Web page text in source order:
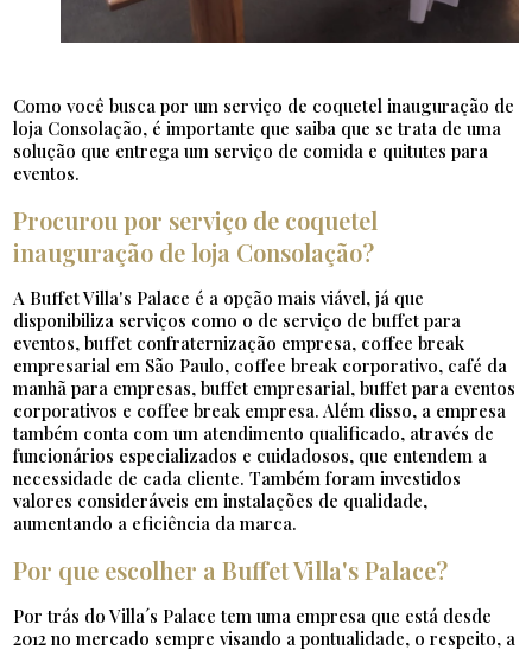
Como você busca por um serviço de coquetel inauguração de
loja Consolação, é importante que saiba que se trata de uma
solução que entrega um serviço de comida e quitutes para
eventos.
Procurou por serviço de coquetel
inauguração de loja Consolação?
A Buffet Villa's Palace é a opção mais viável, já que
disponibiliza serviços como o de serviço de buffet para
eventos, buffet confraternização empresa, coffee break
empresarial em São Paulo, coffee break corporativo, café da
manhã para empresas, buffet empresarial, buffet para eventos
corporativos e coffee break empresa. Além disso, a empresa
também conta com um atendimento qualificado, através de
funcionários especializados e cuidadosos, que entendem a
necessidade de cada cliente. Também foram investidos
valores consideráveis em instalações de qualidade,
aumentando a eficiência da marca.
Por que escolher a Buffet Villa's Palace?
Por trás do Villa´s Palace tem uma empresa que está desde
2012 no mercado sempre visando a pontualidade, o respeito, a